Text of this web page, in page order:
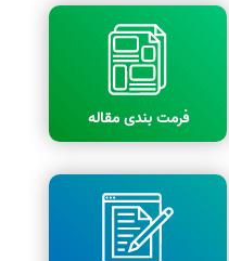
فرمت بندی مقاله